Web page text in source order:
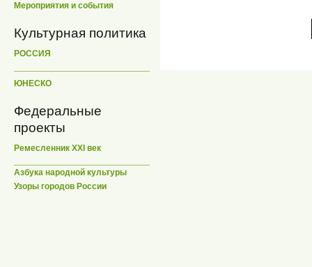
Мероприятия и события
Культурная политика
РОССИЯ
ЮНЕСКО
Федеральные
проекты
Ремесленник XXI век
Азбука народной культуры
Узоры городов России